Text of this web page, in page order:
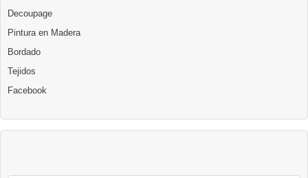
Decoupage
Pintura en Madera
Bordado
Tejidos
Facebook